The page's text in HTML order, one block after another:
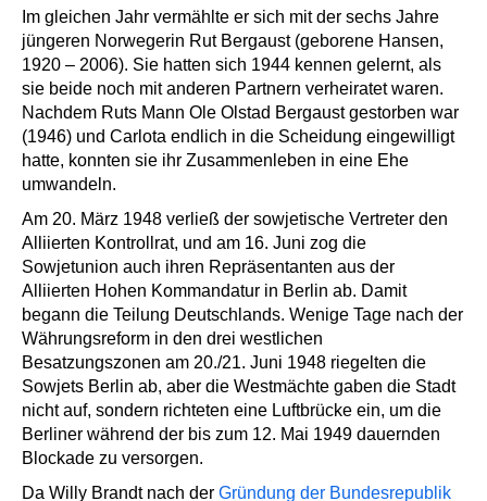
Im gleichen Jahr vermählte er sich mit der sechs Jahre
jüngeren Norwegerin Rut Bergaust (geborene Hansen,
1920 – 2006). Sie hatten sich 1944 kennen gelernt, als
sie beide noch mit anderen Partnern verheiratet waren.
Nachdem Ruts Mann Ole Olstad Bergaust gestorben war
(1946) und Carlota endlich in die Scheidung eingewilligt
hatte, konnten sie ihr Zusammenleben in eine Ehe
umwandeln.
Am 20. März 1948 verließ der sowjetische Vertreter den
Alliierten Kontrollrat, und am 16. Juni zog die
Sowjetunion auch ihren Repräsentanten aus der
Alliierten Hohen Kommandatur in Berlin ab. Damit
begann die Teilung Deutschlands. Wenige Tage nach der
Währungsreform in den drei westlichen
Besatzungszonen am 20./21. Juni 1948 riegelten die
Sowjets Berlin ab, aber die Westmächte gaben die Stadt
nicht auf, sondern richteten eine Luftbrücke ein, um die
Berliner während der bis zum 12. Mai 1949 dauernden
Blockade zu versorgen.
Da Willy Brandt nach der Gründung der Bundesrepublik